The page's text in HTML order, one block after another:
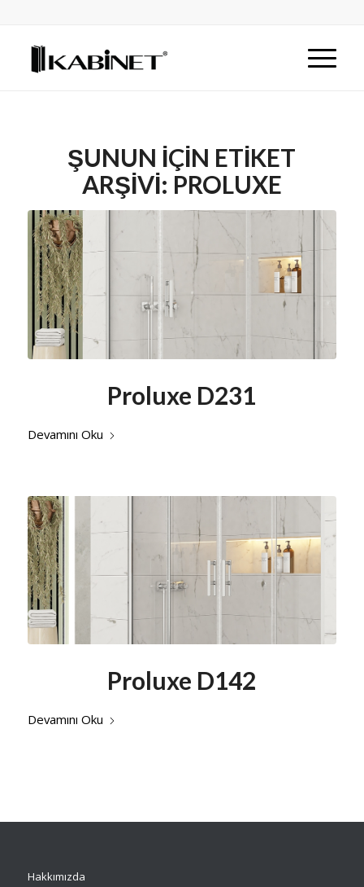
ŞUNUN IÇIN ETIKET
ARŞIVI: PROLUXE
Proluxe D231
Devamını Oku
Proluxe D142
Devamını Oku
Hakkımızda